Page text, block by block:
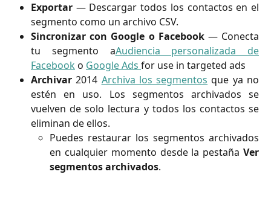
Exportar — Descargar todos los contactos en el
segmento como un archivo CSV.
Sincronizar con Google o Facebook— Conecta
tu segmento aAudiencia personalizada de
Facebook o Google Ads for use in targeted ads
Archivar 2014 Archiva los segmentos que ya no
estén en uso. Los segmentos archivados se
vuelven de solo lectura y todos los contactos se
eliminan de ellos.
Puedes restaurar los segmentos archivados
en cualquier momento desde la pestaña Ver
segmentos archivados.